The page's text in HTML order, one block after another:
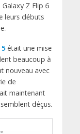
Z Flip 6
leurs débuts
était une mise
beaucoup à
nouveau avec
de
maintenant
déçus.